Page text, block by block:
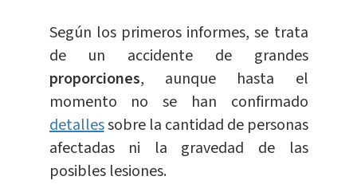
Según los primeros informes, se trata
de un accidente de grandes
proporciones, aunque hasta el
momento no se han confirmado
detallessobre la cantidad de personas
afectadas ni la gravedad de las
posibles lesiones.